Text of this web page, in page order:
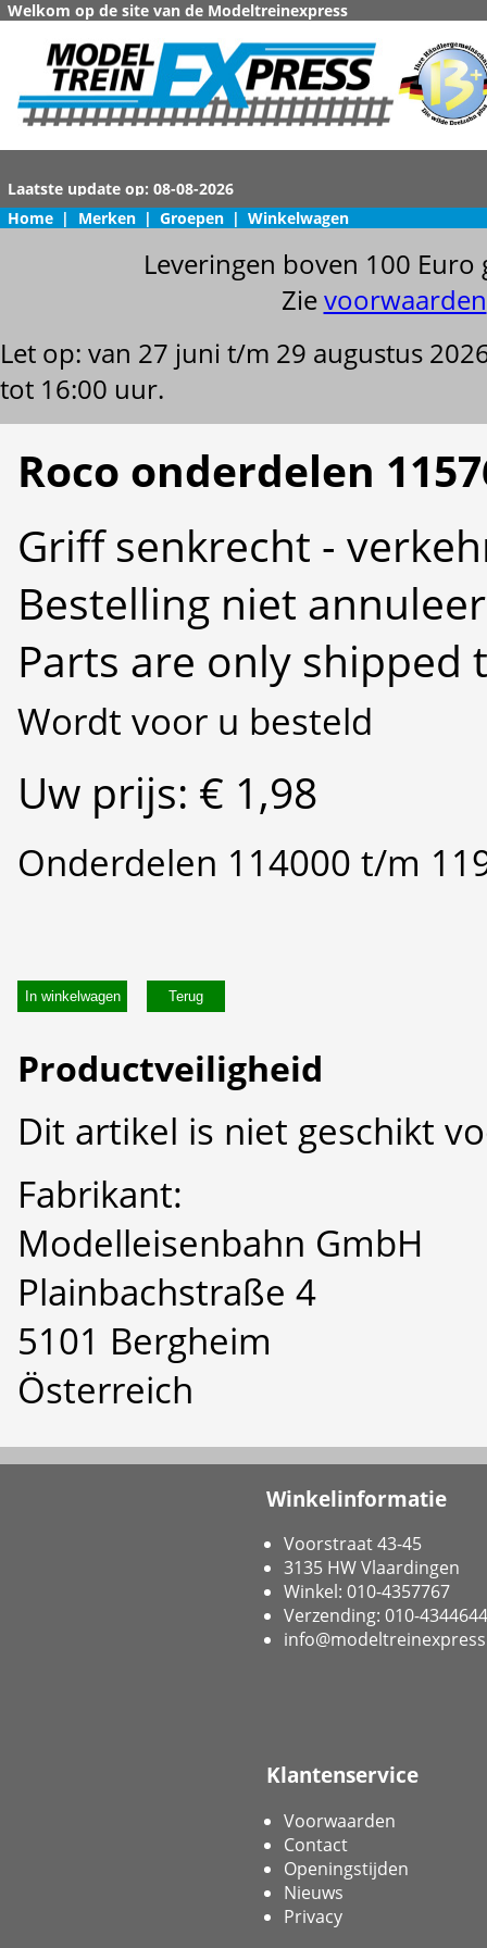
Welkom op de site van de Modeltreinexpress
Home | Merken | Groepen | Winkelwagen
Leveringen boven 100
Zievoorwaarden
Let op: van 27 juni t/m 29 augustus
tot 16:00 uur.
Roco onderdelen
Griff senkrecht -
Bestelling niet
Parts are only shipped
Wordt voor u besteld
Uw prijs: € 1,98
Onderdelen 114000 t/m
In winkelwagen
Productveiligheid
Dit artikel is niet geschikt
Fabrikant:
Modelleisenbahn GmbH
Plainbachstraße 4
5101 Bergheim
Österreich
Winkelinformatie
Voorstraat 43-45
3135 HW Vlaardingen
Winkel: 010-4357767
Verzending: 010-4344644
Klantenservice
Voorwaarden
Contact
Openingstijden
Nieuws
Privacy